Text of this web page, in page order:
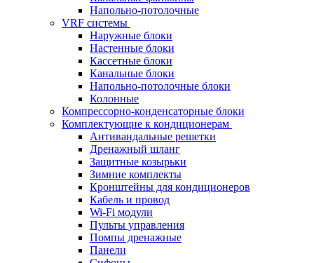
Напольно-потолочные
VRF системы
Наружные блоки
Настенные блоки
Кассетные блоки
Канальные блоки
Напольно-потолочные блоки
Колонные
Компрессорно-конденсаторные блоки
Комплектующие к кондиционерам
Антивандальные решетки
Дренажный шланг
Защитные козырьки
Зимние комплекты
Кронштейны для кондиционеров
Кабель и провод
Wi-Fi модули
Пульты управления
Помпы дренажные
Панели